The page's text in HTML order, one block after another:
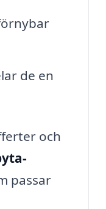
de en
och
passar